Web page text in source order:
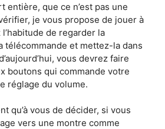
entière, que ce n’est pas une
je vous propose de jouer à
de regarder la
télécommande et mettez-la dans
vous devrez faire
boutons qui commande votre
réglage du volume.
qu’à vous de décider, si vous
vers une montre comme